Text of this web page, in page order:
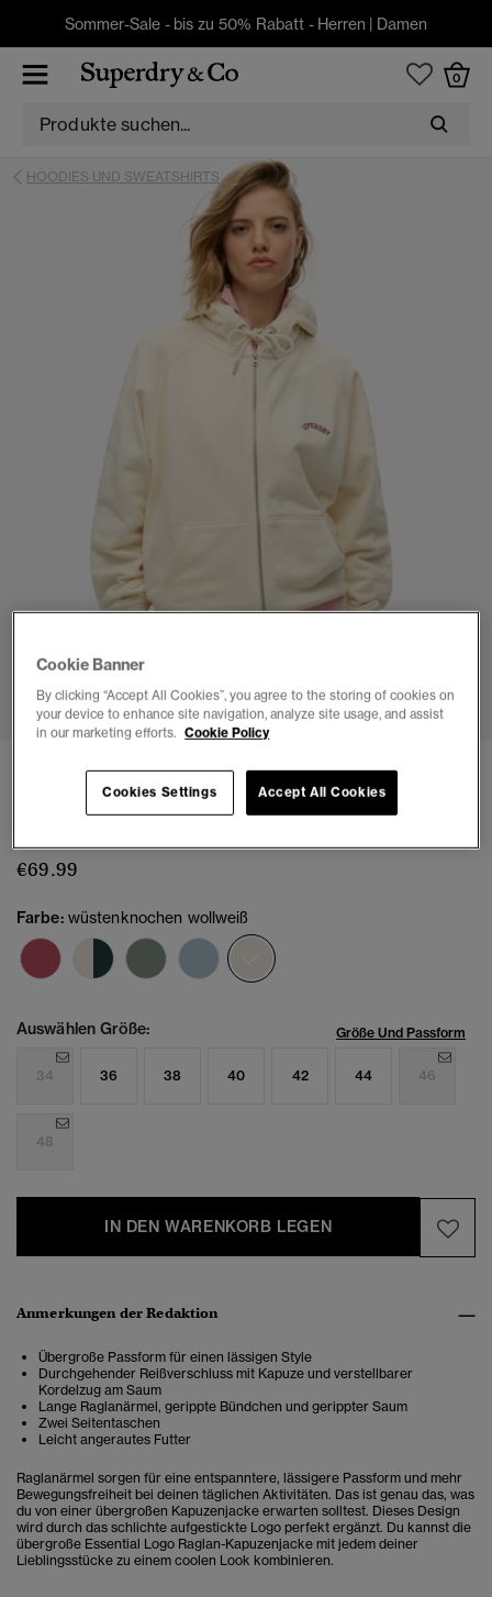
Sommer-Sale - bis zu 50% Rabatt - Herren | Damen
0
HOODIES UND SWEATSHIRTS
Übergroße Essential Logo Raglan-
Kapuzenjacke
€69.99
Farbe: wüstenknochen wollweiß
Auswählen Größe: Größe Und Passform
34 36 38 40 42 44 46
48
IN DEN WARENKORB LEGEN
Anmerkungen der Redaktion
Übergroße Passform für einen lässigen Style
Durchgehender Reißverschluss mit Kapuze und verstellbarer
Kordelzug am Saum
Lange Raglanärmel, gerippte Bündchen und gerippter Saum
Zwei Seitentaschen
Leicht angerautes Futter
Raglanärmel sorgen für eine entspanntere, lässigere Passform und mehr
Bewegungsfreiheit bei deinen täglichen Aktivitäten. Das ist genau das, was
du von einer übergroßen Kapuzenjacke erwarten solltest. Dieses Design
wird durch das schlichte aufgestickte Logo perfekt ergänzt. Du kannst die
übergroße Essential Logo Raglan-Kapuzenjacke mit jedem deiner
Lieblingsstücke zu einem coolen Look kombinieren.
Cookie Banner
By clicking “Accept All Cookies”, you agree to the storing of cookies on
your device to enhance site navigation, analyze site usage, and assist
in our marketing efforts. Cookie Policy
Accept All Cookies
Cookies Settings